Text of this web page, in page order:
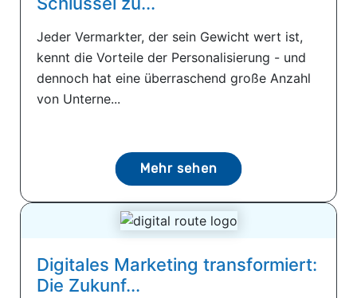
Jeder Vermarkter, der sein Gewicht wert ist,
kennt die Vorteile der Personalisierung - und
dennoch hat eine überraschend große Anzahl
von Unterne...
Mehr sehen
Digitales Marketing transformiert:
Die Zukunf...